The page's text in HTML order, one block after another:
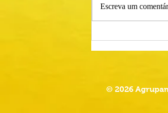
Procedimento
Comum para
Escreva um
© 2026